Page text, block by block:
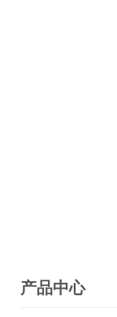
产品中心